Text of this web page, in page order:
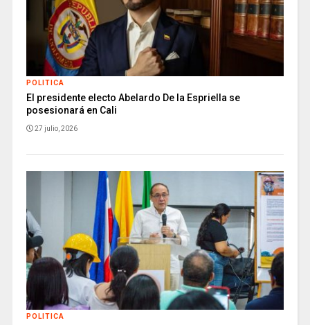
POLITICA
El presidente electo Abelardo De la Espriella se
posesionará en Cali
27 julio, 2026
POLITICA